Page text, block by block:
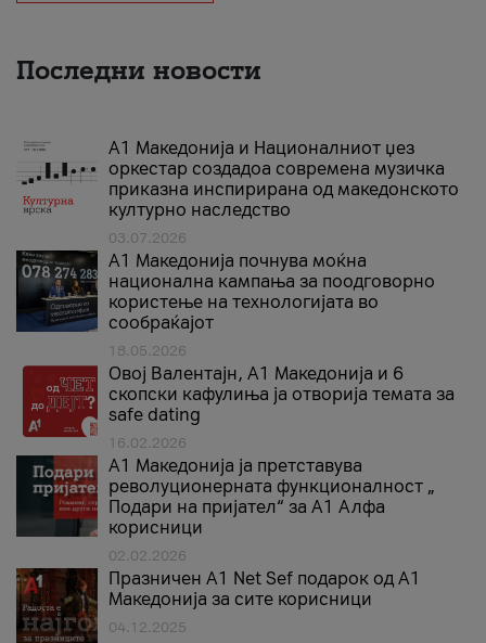
Последни новости
А1 Македонија и Националниот џез
оркестар создадоа современа музичка
приказна инспирирана од македонското
културно наследство
03.07.2026
A1 Македонија почнува моќна
национална кампања за поодговорно
користење на технологијата во
сообраќајот
18.05.2026
Овој Валентајн, A1 Македонија и 6
скопски кафулиња ја отворија темата за
safe dating
16.02.2026
А1 Македонија ја претставува
револуционерната функционалност „
Подари на пријател“ за А1 Алфа
корисници
02.02.2026
Празничен A1 Net Sеf подарок од А1
Македонија за сите корисници
04.12.2025